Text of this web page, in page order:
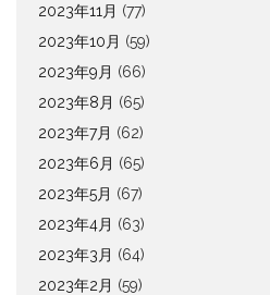
2023年11月 (77)
2023年10月 (59)
2023年9月 (66)
2023年8月 (65)
2023年7月 (62)
2023年6月 (65)
2023年5月 (67)
2023年4月 (63)
2023年3月 (64)
2023年2月 (59)